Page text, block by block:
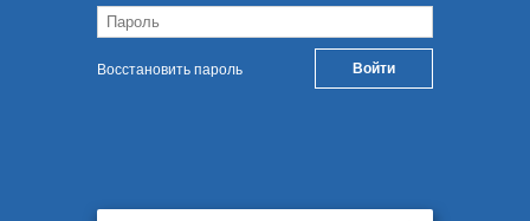
Восстановить пароль